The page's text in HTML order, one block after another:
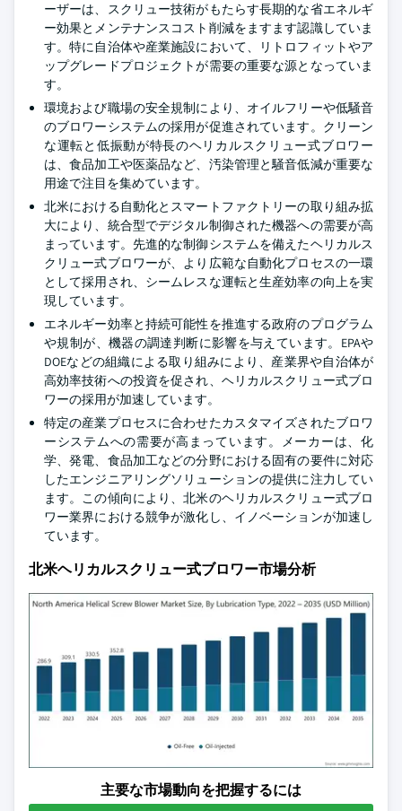
ーザーは、スクリュー技術がもたらす長期的な省エネルギ
ー効果とメンテナンスコスト削減をますます認識していま
す。特に自治体や産業施設において、リトロフィットやア
ップグレードプロジェクトが需要の重要な源となっていま
す。
環境および職場の安全規制により、オイルフリーや低騒音
のブロワーシステムの採用が促進されています。クリーン
な運転と低振動が特長のヘリカルスクリュー式ブロワー
は、食品加工や医薬品など、汚染管理と騒音低減が重要な
用途で注目を集めています。
北米における自動化とスマートファクトリーの取り組み拡
大により、統合型でデジタル制御された機器への需要が高
まっています。先進的な制御システムを備えたヘリカルス
クリュー式ブロワーが、より広範な自動化プロセスの一環
として採用され、シームレスな運転と生産効率の向上を実
現しています。
エネルギー効率と持続可能性を推進する政府のプログラム
や規制が、機器の調達判断に影響を与えています。EPAや
DOEなどの組織による取り組みにより、産業界や自治体が
高効率技術への投資を促され、ヘリカルスクリュー式ブロ
ワーの採用が加速しています。
特定の産業プロセスに合わせたカスタマイズされたブロワ
ーシステムへの需要が高まっています。メーカーは、化
学、発電、食品加工などの分野における固有の要件に対応
したエンジニアリングソリューションの提供に注力してい
ます。この傾向により、北米のヘリカルスクリュー式ブロ
ワー業界における競争が激化し、イノベーションが加速し
ています。
北米ヘリカルスクリュー式ブロワー市場分析
主要な市場動向を把握するには